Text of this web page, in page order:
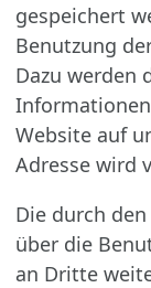
gespeichert
Benutzung
Dazu werden
Website auf
Adresse wird
Die durch
über die
an Dritte